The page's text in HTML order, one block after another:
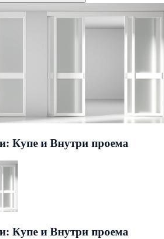
Купе и Внутри проема
Купе и Внутри проема